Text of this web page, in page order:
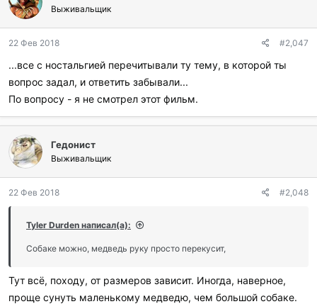
г
о
а
и
л
и
Выживальщик
22 Фев 2018 #2,047
...все с ностальгией перечитывали ту тему, в которой ты
вопрос задал, и ответить забывали...
По вопросу - я не смотрел этот фильм.
Гедонист
Выживальщик
22 Фев 2018 #2,048
Tyler Durden написал(а):
Собаке можно, медведь руку просто перекусит,
Тут всё, походу, от размеров зависит. Иногда, наверное,
проще сунуть маленькому медведю, чем большой собаке.